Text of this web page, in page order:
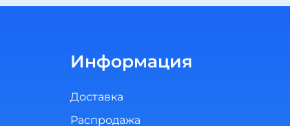
Информация
Доставка
Распродажа